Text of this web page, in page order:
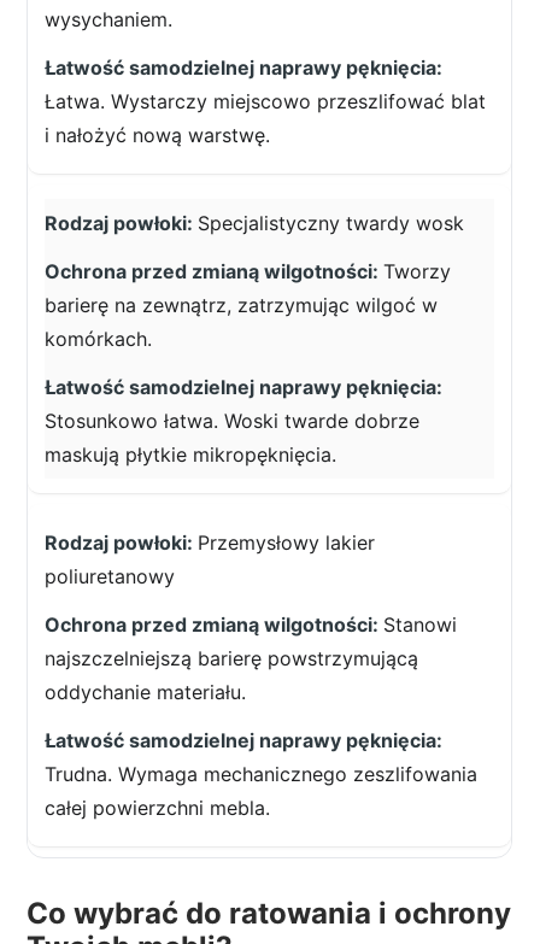
wysychaniem.
Łatwa. Wystarczy miejscowo przeszlifować blat
i nałożyć nową warstwę.
Specjalistyczny twardy wosk
Tworzy
barierę na zewnątrz, zatrzymując wilgoć w
komórkach.
Stosunkowo łatwa. Woski twarde dobrze
maskują płytkie mikropęknięcia.
Przemysłowy lakier
poliuretanowy
Stanowi
najszczelniejszą barierę powstrzymującą
oddychanie materiału.
Trudna. Wymaga mechanicznego zeszlifowania
całej powierzchni mebla.
Co wybrać do ratowania i ochrony